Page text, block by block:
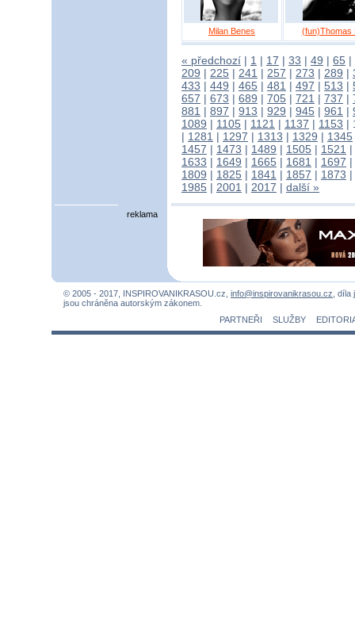
Milan Benes (fun)Thomas
« předchozí | 1 | 17 | 33 | 49 | 65 |
209 | 225 | 241 | 257 | 273 | 289 |
433 | 449 | 465 | 481 | 497 | 513 |
657 | 673 | 689 | 705 | 721 | 737 |
881 | 897 | 913 | 929 | 945 | 961 |
1089 | 1105 | 1121 | 1137 | 1153 |
| 1281 | 1297 | 1313 | 1329 | 1345
1457 | 1473 | 1489 | 1505 | 1521 |
1633 | 1649 | 1665 | 1681 | 1697 |
1809 | 1825 | 1841 | 1857 | 1873 |
1985 | 2001 | 2017 | další »
reklama
© 2005 - 2017, INSPIROVANIKRASOU.cz, info@inspirovanikrasou.cz, díla
jsou chráněna autorským zákonem.
PARTNEŘI
SLUŽBY